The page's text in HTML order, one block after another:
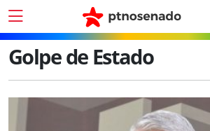
Golpe de Estado